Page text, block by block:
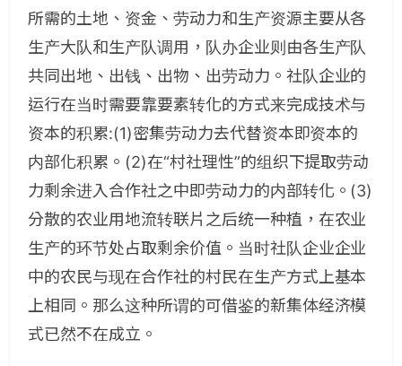
所需的土地、资金、劳动力和生产资源主要从各
生产大队和生产队调用，队办企业则由各生产队
共同出地、出钱、出物、出劳动力。社队企业的
运行在当时需要靠要素转化的方式来完成技术与
资本的积累:(1)密集劳动力去代替资本即资本的
内部化积累。(2)在“村社理性”的组织下提取劳动
力剩余进入合作社之中即劳动力的内部转化。(3)
分散的农业用地流转联片之后统一种植，在农业
生产的环节处占取剩余价值。当时社队企业企业
中的农民与现在合作社的村民在生产方式上基本
上相同。那么这种所谓的可借鉴的新集体经济模
式已然不在成立。